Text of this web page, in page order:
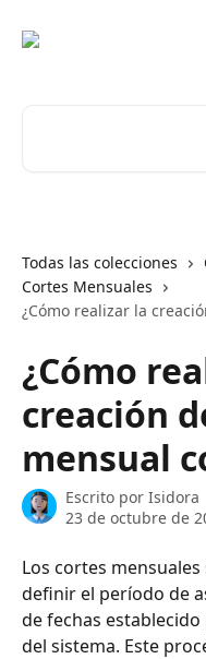
Todas las colecciones
Cortes Mensuales
¿Cómo realizar la
¿Cómo
creación
mensual
Escrito por Isidora
23 de octubre de
Los cortes
definir el período de
de fechas
del sistema. Este